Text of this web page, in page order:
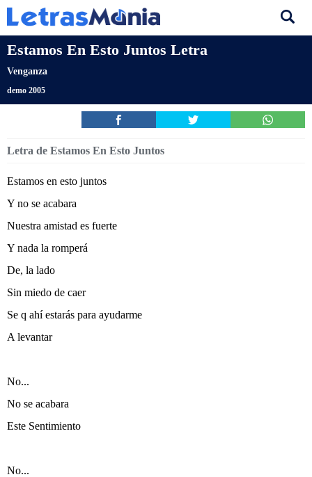
Estamos En Esto Juntos Letra
Venganza
demo 2005
Letra de Estamos En Esto Juntos
Estamos en esto juntos
Y no se acabara
Nuestra amistad es fuerte
Y nada la romperá
De, la lado
Sin miedo de caer
Se q ahí estarás para ayudarme
A levantar
No...
No se acabara
Este Sentimiento
No...